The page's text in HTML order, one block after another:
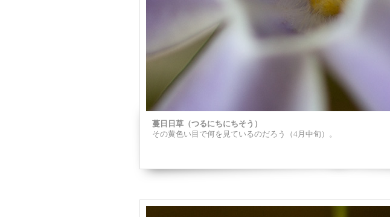
蔓日日草（つるにちにちそう）
その黄色い目で何を見ているのだろう（4月中旬）。